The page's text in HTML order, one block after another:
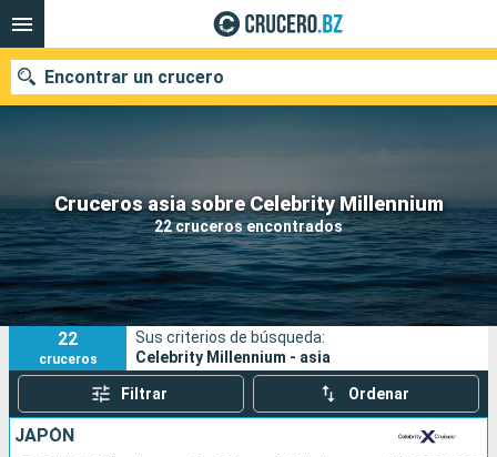
Cruceros asia sobre Celebrity Millennium
22 cruceros encontrados
Encontrar un crucero
Nuestros destinos
Fecha de salida
Puertos Compañías
Buscar
22
cruceros
Sus criterios de búsqueda:
Celebrity Millennium - asia
Filtrar Ordenar
JAPÓN